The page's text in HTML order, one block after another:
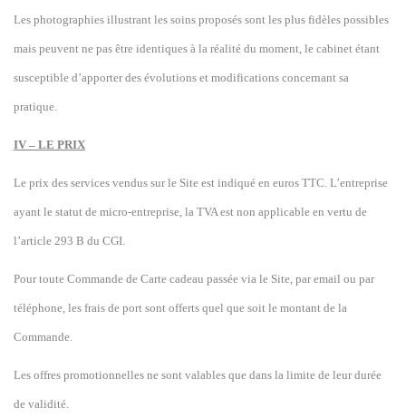
Les photographies illustrant les soins proposés sont les plus fidèles possibles
mais peuvent ne pas être identiques à la réalité du moment, le cabinet étant
susceptible d’apporter des évolutions et modifications concernant sa
pratique.
IV – LE PRIX
Le prix des services vendus sur le Site est indiqué en euros TTC. L’entreprise
ayant le statut de micro-entreprise, la TVA est non applicable en vertu de
l’article 293 B du CGI.
Pour toute Commande de Carte cadeau passée via le Site, par email ou par
téléphone, les frais de port sont offerts quel que soit le montant de la
Commande.
Les offres promotionnelles ne sont valables que dans la limite de leur durée
de validité.